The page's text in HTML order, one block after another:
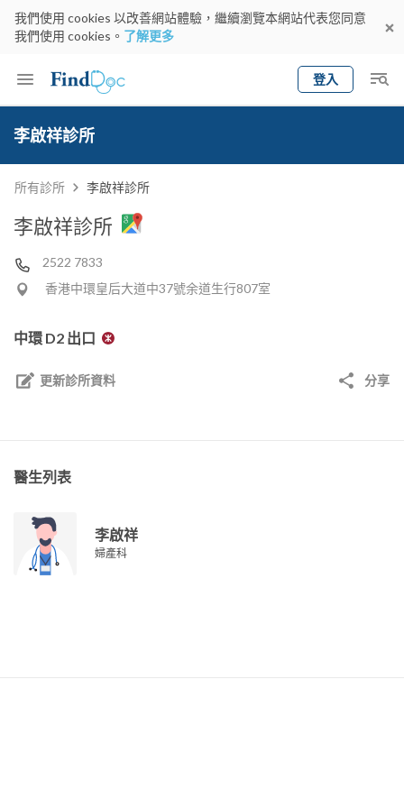
我們使用 cookies 以改善網站體驗，繼續瀏覽本網站代表您同意
我們使用 cookies。 了解更多
登入
Keyword
李啟祥診所
所有診所 李啟祥診所
李啟祥診所
2522 7833
香港中環皇后大道中37號余道生行807室
中環 D2 出口
更新診所資料 分享
醫生列表
李啟祥
婦產科